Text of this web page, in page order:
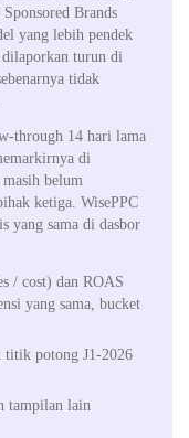
Brands
yang lebih pendek
turun di
tidak
through 14 hari lama
di
belum
ketiga. WisePPC
yang sama di dasbor
/ cost) dan ROAS
yang sama, bucket
titik potong J1-2026
tampilan lain